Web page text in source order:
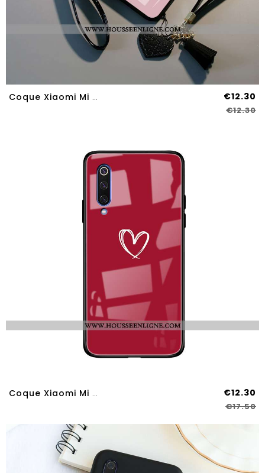
Coque Xiaomi Mi A3 Dessin Animé Protection Net Rouge Tout Compris Petit Rose Étui €12.30
€12.30
Coque Xiaomi Mi A3 Verre Personnalité Rouge Étui Silicone Créatif Protection €12.30
€17.50